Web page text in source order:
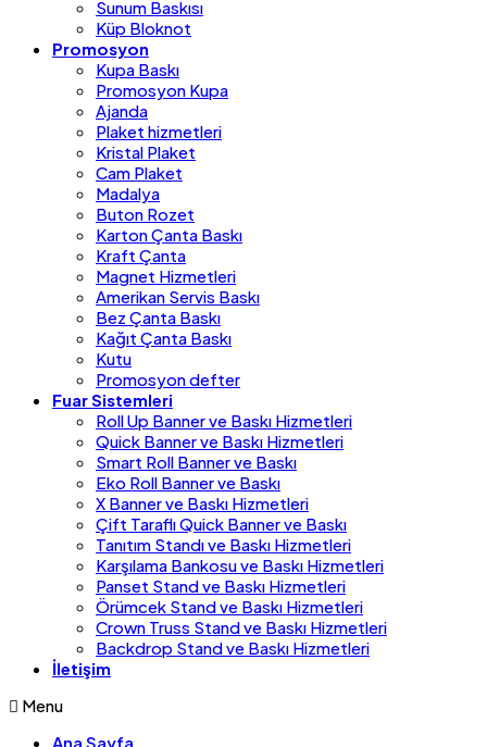
Sunum Baskısı
Küp Bloknot
Promosyon
Kupa Baskı
Promosyon Kupa
Ajanda
Plaket hizmetleri
Kristal Plaket
Cam Plaket
Madalya
Buton Rozet
Karton Çanta Baskı
Kraft Çanta
Magnet Hizmetleri
Amerikan Servis Baskı
Bez Çanta Baskı
Kağıt Çanta Baskı
Kutu
Promosyon defter
Fuar Sistemleri
Roll Up Banner ve Baskı Hizmetleri
Quick Banner ve Baskı Hizmetleri
Smart Roll Banner ve Baskı
Eko Roll Banner ve Baskı
X Banner ve Baskı Hizmetleri
Çift Taraflı Quick Banner ve Baskı
Tanıtım Standı ve Baskı Hizmetleri
Karşılama Bankosu ve Baskı Hizmetleri
Panset Stand ve Baskı Hizmetleri
Örümcek Stand ve Baskı Hizmetleri
Crown Truss Stand ve Baskı Hizmetleri
Backdrop Stand ve Baskı Hizmetleri
İletişim
Menu
Ana Sayfa